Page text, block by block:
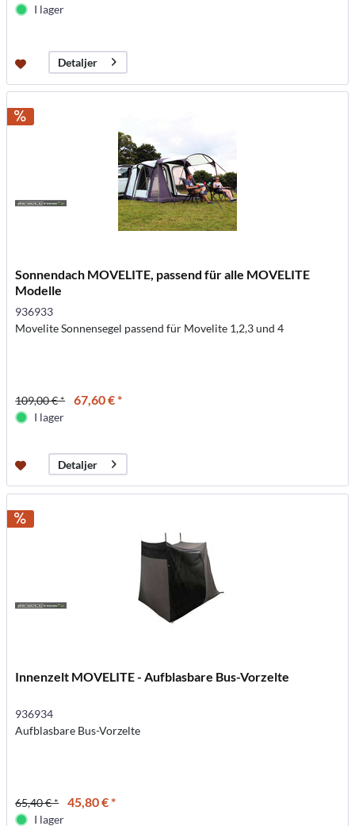
I lager
Detaljer
Sonnendach MOVELITE, passend für alle MOVELITE
Modelle
936933
Movelite Sonnensegel passend für Movelite 1,2,3 und 4
109,00 € * 67,60 € *
I lager
Detaljer
Innenzelt MOVELITE - Aufblasbare Bus-Vorzelte
936934
Aufblasbare Bus-Vorzelte
65,40 € * 45,80 € *
I lager